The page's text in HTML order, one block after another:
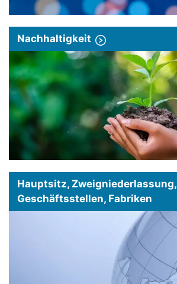
Nachhaltigkeit
Hauptsitz, Zweigniederlassung,
Geschäftsstellen, Fabriken